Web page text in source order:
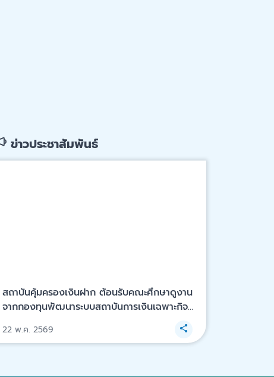
ข่าวประชาสัมพันธ์
สถาบันคุ้มครองเงินฝาก ต้อนรับคณะศึกษาดูงาน
จากกองทุนพัฒนาระบบสถาบันการเงินเฉพาะกิจ
22 พ.ค. 2569